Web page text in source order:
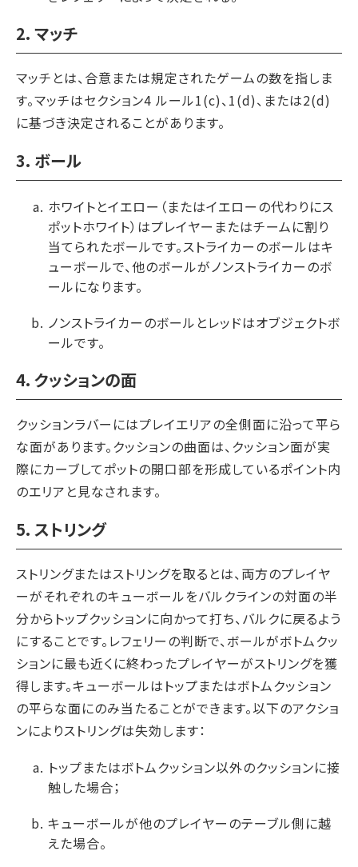
2. マッチ
マッチとは、合意または規定されたゲームの数を指しま
す。マッチはセクション4 ルール1(c)、1(d)、または2(d)
に基づき決定されることがあります。
3. ボール
ホワイトとイエロー（またはイエローの代わりにス
ポットホワイト）はプレイヤーまたはチームに割り
当てられたボールです。ストライカーのボールはキ
ューボールで、他のボールがノンストライカーのボ
ールになります。
ノンストライカーのボールとレッドはオブジェクトボ
ールです。
4. クッションの面
クッションラバーにはプレイエリアの全側面に沿って平ら
な面があります。クッションの曲面は、クッション面が実
際にカーブしてポットの開口部を形成しているポイント内
のエリアと見なされます。
5. ストリング
ストリングまたはストリングを取るとは、両方のプレイヤ
ーがそれぞれのキューボールをバルクラインの対面の半
分からトップクッションに向かって打ち、バルクに戻るよう
にすることです。レフェリーの判断で、ボールがボトムクッ
ションに最も近くに終わったプレイヤーがストリングを獲
得します。キューボールはトップまたはボトムクッション
の平らな面にのみ当たることができます。以下のアクショ
ンによりストリングは失効します：
トップまたはボトムクッション以外のクッションに接
触した場合；
キューボールが他のプレイヤーのテーブル側に越
えた場合。